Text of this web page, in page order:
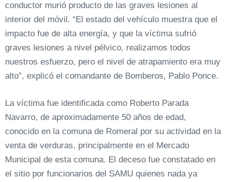
conductor murió producto de las graves lesiones al
interior del móvil. “El estado del vehículo muestra que el
impacto fue de alta energía, y que la víctima sufrió
graves lesiones a nivel pélvico, realizamos todos
nuestros esfuerzo, pero el nivel de atrapamiento era muy
alto”, explicó el comandante de Bomberos, Pablo Ponce.
La víctima fue identificada como Roberto Parada
Navarro, de aproximadamente 50 años de edad,
conocido en la comuna de Romeral por su actividad en la
venta de verduras, principalmente en el Mercado
Municipal de esta comuna. El deceso fue constatado en
el sitio por funcionarios del SAMU quienes nada ya